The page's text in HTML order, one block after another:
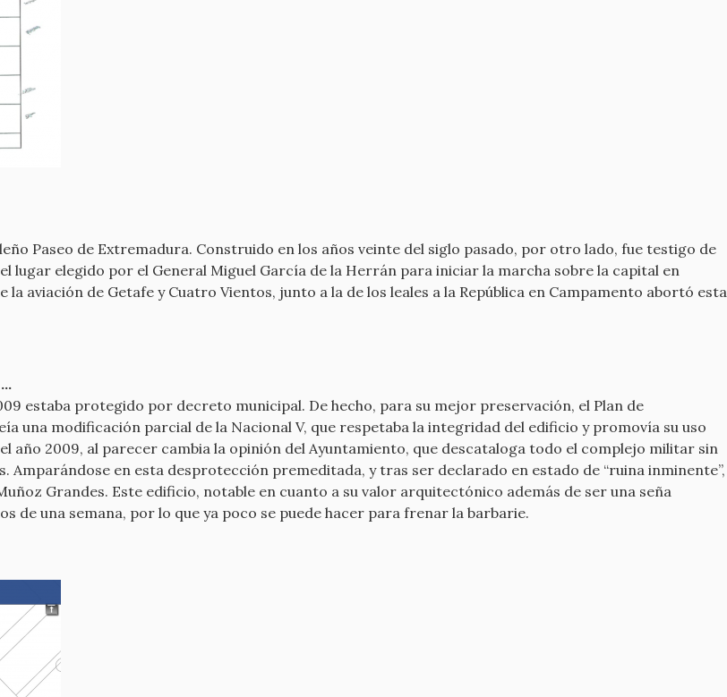
Paseo de Extremadura. Construido en los años veinte del siglo pasado, por otro lado, fue testigo de
lugar elegido por el General Miguel García de la Herrán para iniciar la marcha sobre la capital en
aviación de Getafe y Cuatro Vientos, junto a la de los leales a la República en Campamento abortó esta
estaba protegido por decreto municipal. De hecho, para su mejor preservación, el Plan de
una modificación parcial de la Nacional V, que respetaba la integridad del edificio y promovía su uso
año 2009, al parecer cambia la opinión del Ayuntamiento, que descataloga todo el complejo militar sin
Amparándose en esta desprotección premeditada, y tras ser declarado en estado de “ruina inminente”,
Grandes. Este edificio, notable en cuanto a su valor arquitectónico además de ser una seña
una semana, por lo que ya poco se puede hacer para frenar la barbarie.